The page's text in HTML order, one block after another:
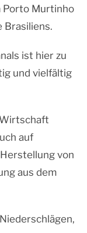
Porto Murtinho
Brasiliens.
ist hier zu
und vielfältig
auf
von
aus dem